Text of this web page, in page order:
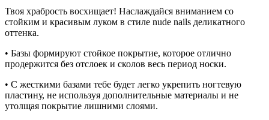
Твоя храбрость восхищает! Наслаждайся вниманием со
стойким и красивым луком в стиле nude nails деликатного
оттенка.
• Базы формируют стойкое покрытие, которое отлично
продержится без отслоек и сколов весь период носки.
• С жесткими базами тебе будет легко укрепить ногтевую
пластину, не используя дополнительные материалы и не
утолщая покрытие лишними слоями.